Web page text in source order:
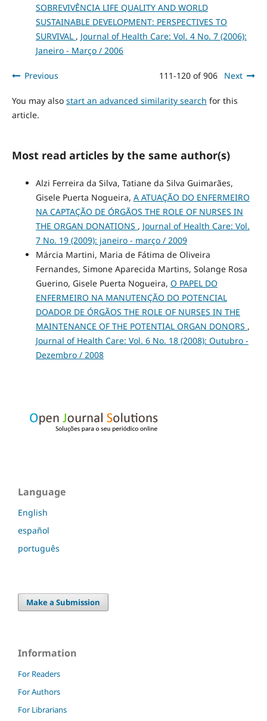
SOBREVIVÊNCIA LIFE QUALITY AND WORLD
SUSTAINABLE DEVELOPMENT: PERSPECTIVES TO
SURVIVAL , Journal of Health Care: Vol. 4 No. 7 (2006):
Janeiro - Março / 2006
Previous 111-120 of 906 Next
You may also start an advanced similarity search for this
article.
Most read articles by the same author(s)
Alzi Ferreira da Silva, Tatiane da Silva Guimarães,
Gisele Puerta Nogueira, A ATUAÇÃO DO ENFERMEIRO
NA CAPTAÇÃO DE ÓRGÃOS THE ROLE OF NURSES IN
THE ORGAN DONATIONS , Journal of Health Care: Vol.
7 No. 19 (2009): janeiro - março / 2009
Márcia Martini, Maria de Fátima de Oliveira
Fernandes, Simone Aparecida Martins, Solange Rosa
Guerino, Gisele Puerta Nogueira, O PAPEL DO
ENFERMEIRO NA MANUTENÇÃO DO POTENCIAL
DOADOR DE ÓRGÃOS THE ROLE OF NURSES IN THE
MAINTENANCE OF THE POTENTIAL ORGAN DONORS ,
Journal of Health Care: Vol. 6 No. 18 (2008): Outubro -
Dezembro / 2008
Language
English
español
português
Make a Submission
Information
For Readers
For Authors
For Librarians